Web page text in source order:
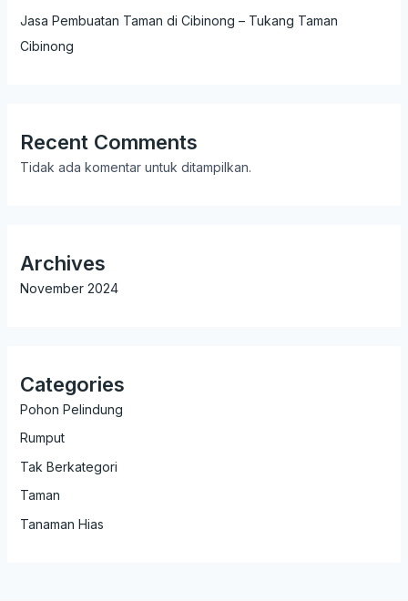
Jasa Pembuatan Taman di Cibinong – Tukang Taman
Cibinong
Recent Comments
Tidak ada komentar untuk ditampilkan.
Archives
November 2024
Categories
Pohon Pelindung
Rumput
Tak Berkategori
Taman
Tanaman Hias